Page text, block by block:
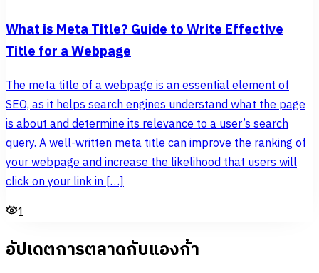
What is Meta Title? Guide to Write Effective
Title for a Webpage
The meta title of a webpage is an essential element of
SEO, as it helps search engines understand what the page
is about and determine its relevance to a user’s search
query. A well-written meta title can improve the ranking of
your webpage and increase the likelihood that users will
click on your link in […]
1
อัปเดตการตลาดกับแองก้า